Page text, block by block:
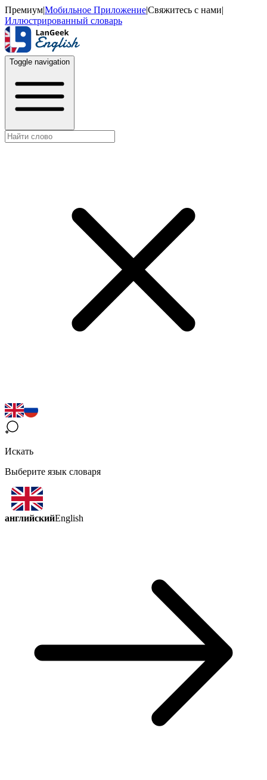
Премиум|Мобильное Приложение|Свяжитесь с нами|
Иллюстрированный словарь
Toggle navigation
Искать
Выберите язык словаря
английскийEnglish